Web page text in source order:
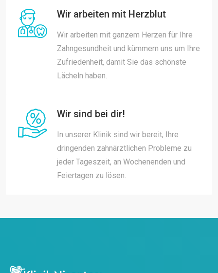
Wir arbeiten mit Herzblut
Wir arbeiten mit ganzem Herzen für Ihre
Zahngesundheit und kümmern uns um Ihre
Zufriedenheit, damit Sie das schönste
Lächeln haben.
Wir sind bei dir!
In unserer Klinik sind wir bereit, Ihre
dringenden zahnärztlichen Probleme zu
jeder Tageszeit, an Wochenenden und
Feiertagen zu lösen.